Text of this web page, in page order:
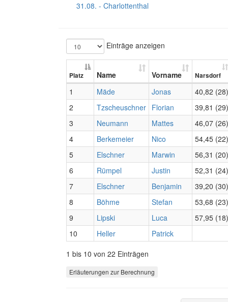
31.08. - Charlottenthal
Einträge anzeigen
Platz Name Vorname Narsdorf
1 Mäde Jonas
40,82 (28)
2
Tzscheuschner Florian
39,81 (29)
3
Neumann Mattes
46,07 (26)
4
Berkemeier Nico
54,45 (22)
5
Elschner Marwin
56,31 (20)
6
Rümpel Justin
52,31 (24)
7
Elschner Benjamin
39,20 (30)
8
Böhme Stefan
53,68 (23)
9
Lipski Luca
57,95 (18)
10
Heller
Patrick
1 bis 10 von 22 Einträgen
Erläuterungen zur Berechnung